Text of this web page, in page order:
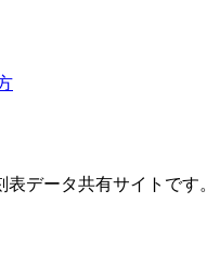
データ共有サイトで